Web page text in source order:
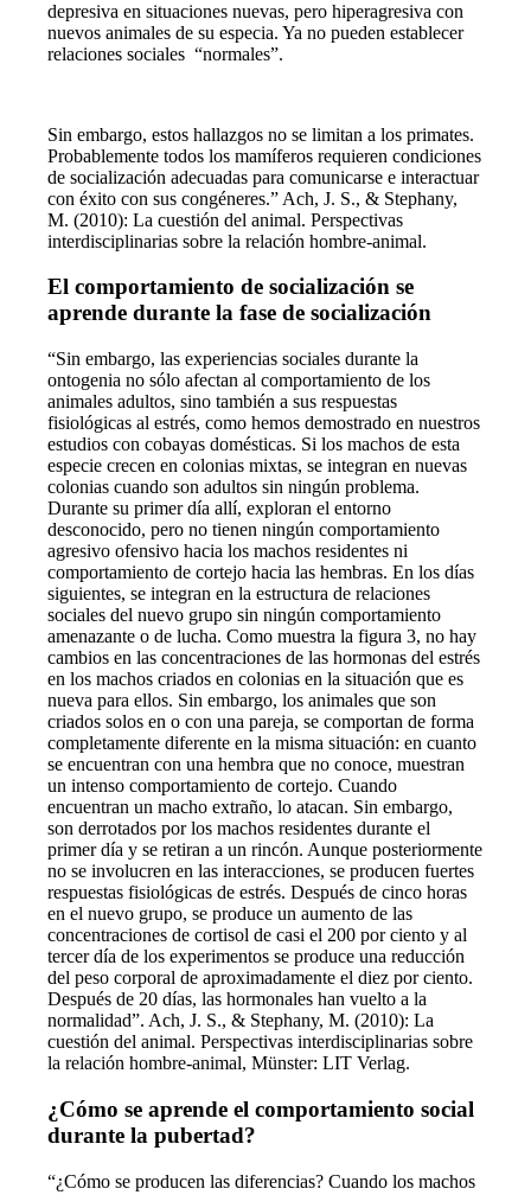
depresiva en situaciones nuevas, pero hiperagresiva con
nuevos animales de su especia. Ya no pueden establecer
relaciones sociales “normales”.
Sin embargo, estos hallazgos no se limitan a los primates.
Probablemente todos los mamíferos requieren condiciones
de socialización adecuadas para comunicarse e interactuar
con éxito con sus congéneres.” Ach, J. S., & Stephany,
M. (2010): La cuestión del animal. Perspectivas
interdisciplinarias sobre la relación hombre-animal.
El comportamiento de socialización se
aprende durante la fase de socialización
“Sin embargo, las experiencias sociales durante la
ontogenia no sólo afectan al comportamiento de los
animales adultos, sino también a sus respuestas
fisiológicas al estrés, como hemos demostrado en nuestros
estudios con cobayas domésticas. Si los machos de esta
especie crecen en colonias mixtas, se integran en nuevas
colonias cuando son adultos sin ningún problema.
Durante su primer día allí, exploran el entorno
desconocido, pero no tienen ningún comportamiento
agresivo ofensivo hacia los machos residentes ni
comportamiento de cortejo hacia las hembras. En los días
siguientes, se integran en la estructura de relaciones
sociales del nuevo grupo sin ningún comportamiento
amenazante o de lucha. Como muestra la figura 3, no hay
cambios en las concentraciones de las hormonas del estrés
en los machos criados en colonias en la situación que es
nueva para ellos. Sin embargo, los animales que son
criados solos en o con una pareja, se comportan de forma
completamente diferente en la misma situación: en cuanto
se encuentran con una hembra que no conoce, muestran
un intenso comportamiento de cortejo. Cuando
encuentran un macho extraño, lo atacan. Sin embargo,
son derrotados por los machos residentes durante el
primer día y se retiran a un rincón. Aunque posteriormente
no se involucren en las interacciones, se producen fuertes
respuestas fisiológicas de estrés. Después de cinco horas
en el nuevo grupo, se produce un aumento de las
concentraciones de cortisol de casi el 200 por ciento y al
tercer día de los experimentos se produce una reducción
del peso corporal de aproximadamente el diez por ciento.
Después de 20 días, las hormonales han vuelto a la
normalidad”. Ach, J. S., & Stephany, M. (2010): La
cuestión del animal. Perspectivas interdisciplinarias sobre
la relación hombre-animal, Münster: LIT Verlag.
¿Cómo se aprende el comportamiento social
durante la pubertad?
“¿Cómo se producen las diferencias? Cuando los machos